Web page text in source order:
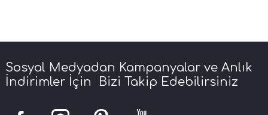
Sosyal Medyadan Kampanyalar ve Anlık
İndirimler İçin Bizi Takip Edebilirsiniz